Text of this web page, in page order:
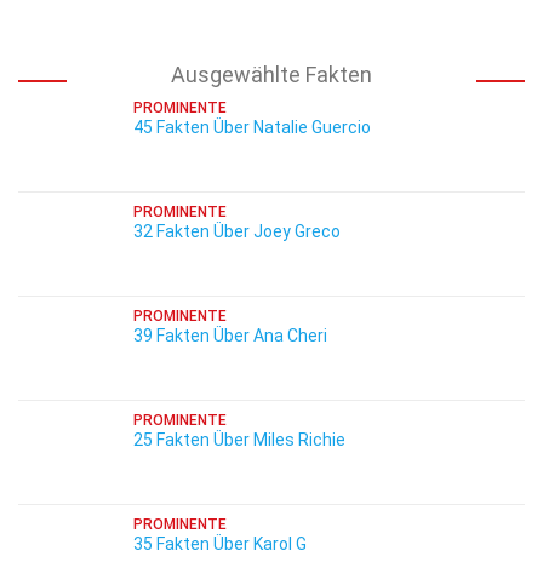
Ausgewählte Fakten
PROMINENTE
45 Fakten Über Natalie Guercio
PROMINENTE
32 Fakten Über Joey Greco
PROMINENTE
39 Fakten Über Ana Cheri
PROMINENTE
25 Fakten Über Miles Richie
PROMINENTE
35 Fakten Über Karol G